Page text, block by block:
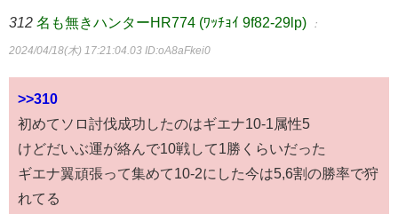
312 名も無きハンターHR774 (ﾜｯﾁｮｲ 9f82-29lp) ：
2024/04/18(木) 17:21:04.03 ID:oA8aFkei0
>>310
初めてソロ討伐成功したのはギエナ10-1属性5
けどだいぶ運が絡んで10戦して1勝くらいだった
ギエナ翼頑張って集めて10-2にした今は5,6割の勝率で狩
れてる